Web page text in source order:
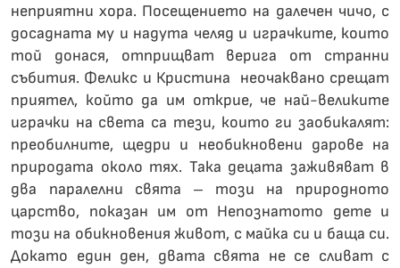
неприятни хора. Посещението на далечен чичо, с
досадната му и надута челяд и играчките, които
той донася, отприщват верига от странни
събития. Феликс и Кристина неочаквано срещат
приятел, който да им открие, че най-великите
играчки на света са тези, които ги заобикалят:
преобилните, щедри и необикновени дарове на
природата около тях. Така децата заживяват в
два паралелни свята – този на природното
царство, показан им от Непознатото дете и
този на обикновения живот, с майка си и баща си.
Докато един ден, двата свята не се сливат с